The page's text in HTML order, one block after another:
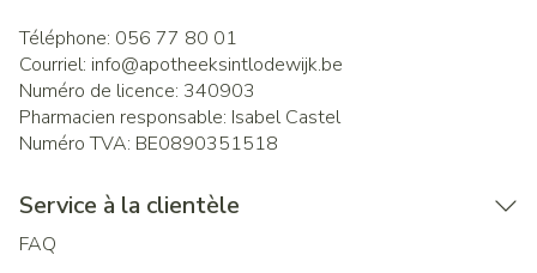
Téléphone: 056 77 80 01
Courriel: info@apotheeksintlodewijk.be
Numéro de licence: 340903
Pharmacien responsable: Isabel Castel
Numéro TVA: BE0890351518
Service à la clientèle
FAQ